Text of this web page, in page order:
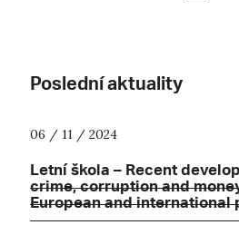
Poslední aktuality
06 / 11 / 2024
Letní škola – Recent
crime, corruption and
European and